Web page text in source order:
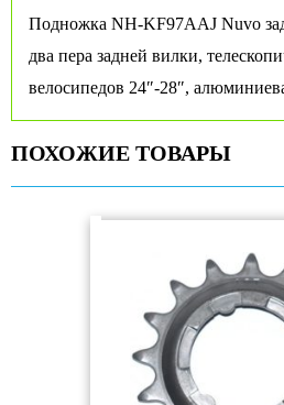
Подножка NH-KF97AAJ Nuvo
два пера задней вилки,
велосипедов 24″-28″,
ПОХОЖИЕ ТОВАРЫ